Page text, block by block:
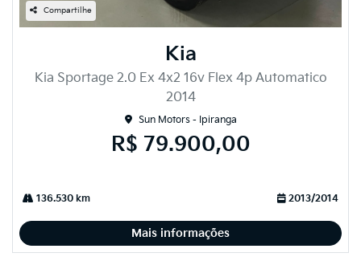
Compartilhe
Kia
Kia Sportage 2.0 Ex 4x2 16v Flex 4p Automatico
2014
Sun Motors - Ipiranga
R$ 79.900,00
136.530 km 2013/2014
Mais informações